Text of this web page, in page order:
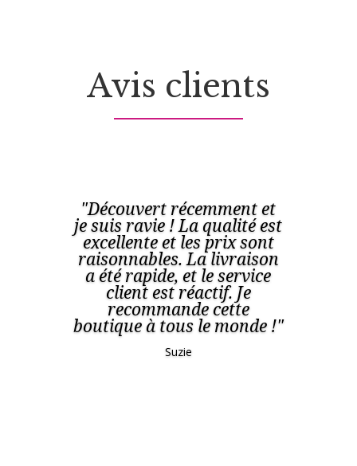
Avis clients
"Découvert récemment et
je suis ravie ! La qualité est
excellente et les prix sont
raisonnables. La livraison
a été rapide, et le service
client est réactif. Je
recommande cette
boutique à tous le monde !"
Suzie